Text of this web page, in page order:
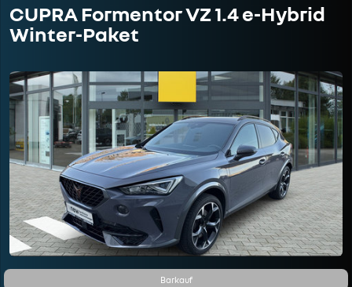
CUPRA Formentor VZ 1.4 e-Hybrid
Winter-Paket
Barkauf